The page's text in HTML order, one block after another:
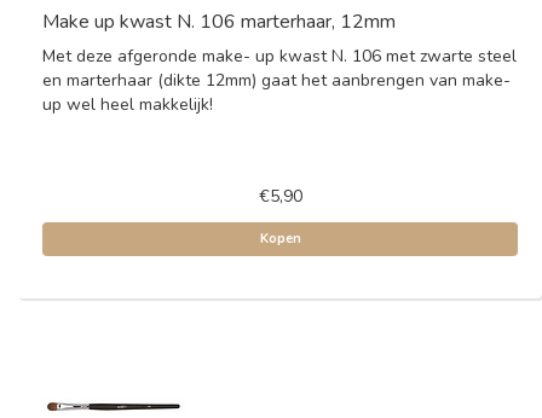
Make up kwast N. 106 marterhaar, 12mm
Met deze afgeronde make- up kwast N. 106 met zwarte steel
en marterhaar (dikte 12mm) gaat het aanbrengen van make-
up wel heel makkelijk!
€5,90
Kopen